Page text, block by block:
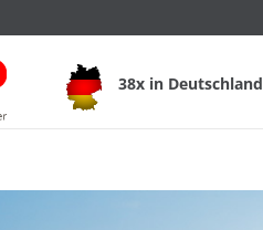
38x in Deutschland